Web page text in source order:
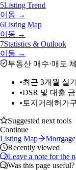
5Listing Trend
이동 →
6Listing Map
이동 →
7Statistics & Outlook
이동 →
부동산 매수·매도
•최근 3개월 실
•DSR 및 대출
• 토지거래허가
Suggested next tools
Continue
Listing Map
Recently viewed
Leave a note for the
Was this page useful?